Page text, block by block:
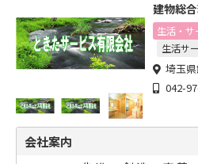
建物総
生活・サ
生活サ
埼玉
042-
会社案内